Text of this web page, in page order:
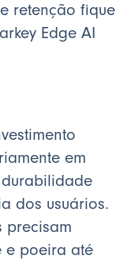
retenção fique
Edge AI
em
dos usuários.
precisam
e poeira até